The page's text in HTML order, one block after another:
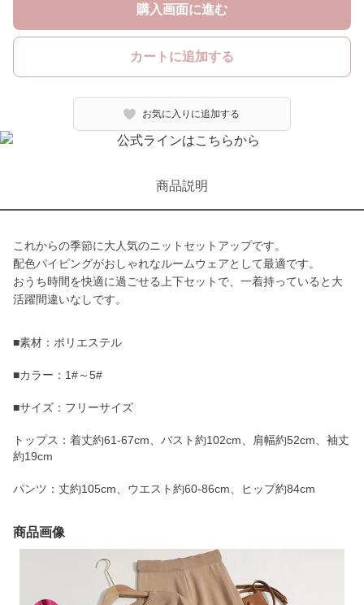
購入画面に進む
カートに追加する
お気に入りに追加する
商品説明
これからの季節に大人気のニットセットアップです。
配色パイピングがおしゃれなルームウェアとして最適です。
おうち時間を快適に過ごせる上下セットで、一着持っていると大
活躍間違いなしです。
■素材：ポリエステル
■カラー：1#～5#
■サイズ：フリーサイズ
トップス：着丈約61-67cm、バスト約102cm、肩幅約52cm、袖丈
約19cm
パンツ：丈約105cm、ウエスト約60-86cm、ヒップ約84cm
商品画像